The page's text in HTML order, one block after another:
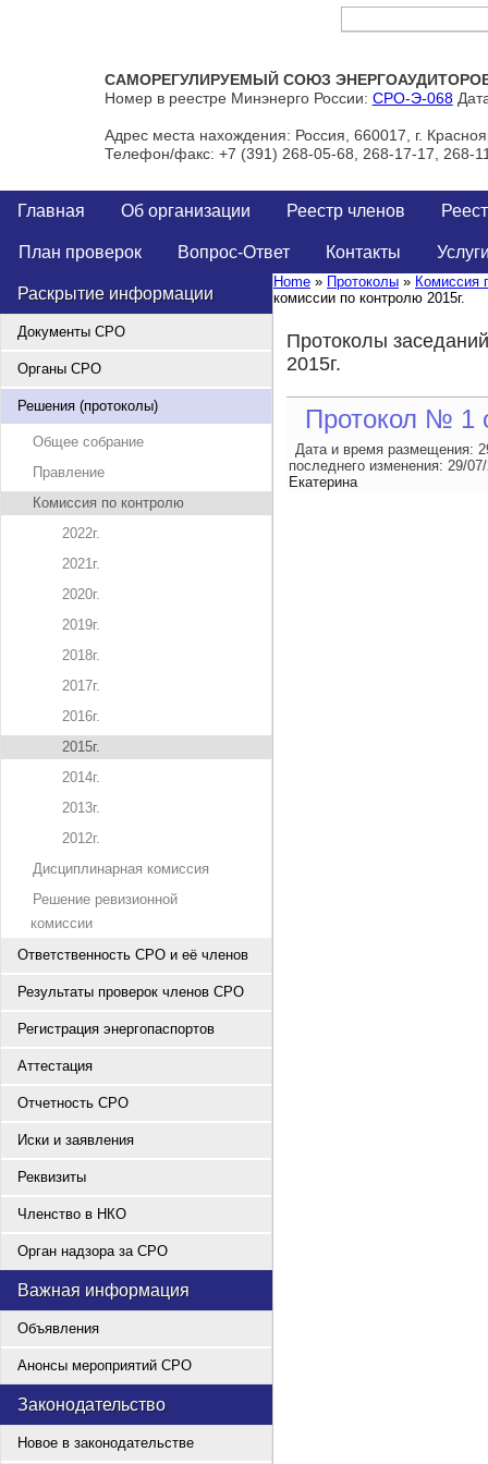
САМОРЕГУЛИРУЕМЫЙ СОЮЗ
Номер в реестре Минэнерго России: СРО-Э-068
Адрес места нахождения: Россия, 660017, г.
Телефон/факс: +7 (391) 268-05-68, 268-17-17, 268-
Главная Об организации Реестр членов
План проверок Вопрос-Ответ Контакты
Раскрытие информации
Документы СРО
Органы СРО
Решения (протоколы)
Общее собрание
Правление
Комиссия по контролю
2022г.
2021г.
2020г.
2019г.
2018г.
2017г.
2016г.
2015г.
2014г.
2013г.
2012г.
Дисциплинарная комиссия
Решение ревизионной
комиссии
Ответственность СРО и её членов
Результаты проверок членов СРО
Регистрация энергопаспортов
Аттестация
Отчетность СРО
Иски и заявления
Реквизиты
Членство в НКО
Орган надзора за СРО
Важная информация
Объявления
Анонсы мероприятий СРО
Законодательство
Новое в законодательстве
Home » Протоколы » Комиссия
комиссии по контролю 2015г.
Протоколы
2015г.
Протокол № 1
Дата и время размещения:
последнего изменения: 29/
Екатерина